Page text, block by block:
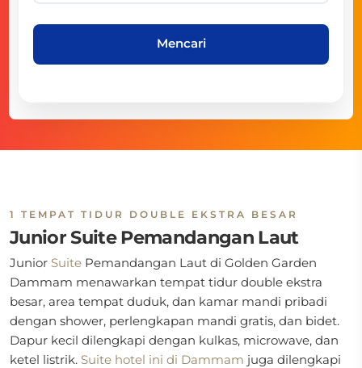
Mencari
1 TEMPAT TIDUR DOUBLE EKSTRA BESAR
Junior Suite Pemandangan Laut
Junior Suite Pemandangan Laut di Golden Garden
Dammam menawarkan tempat tidur double ekstra
besar, area tempat duduk, dan kamar mandi pribadi
dengan shower, perlengkapan mandi gratis, dan bidet.
Dapur kecil dilengkapi dengan kulkas, microwave, dan
ketel listrik. Suite hotel ini di Dammam juga dilengkapi